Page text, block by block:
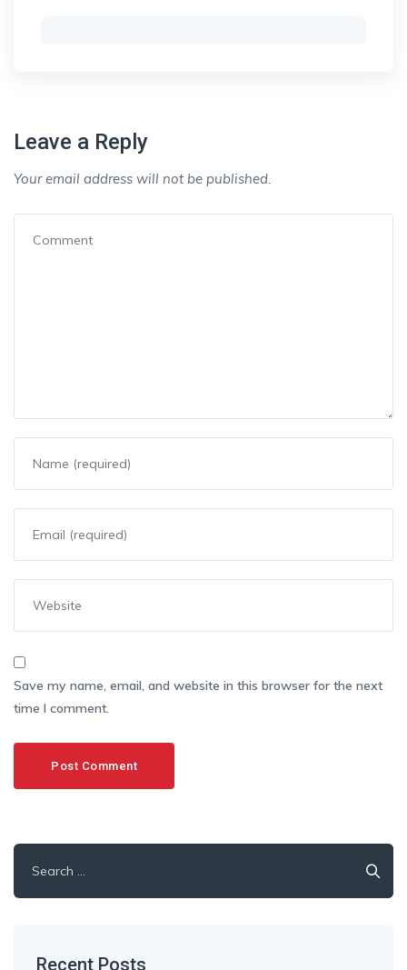
Leave a Reply
Your email address will not be published.
Save my name, email, and website in this browser for the next
time I comment.
for:
Recent Posts